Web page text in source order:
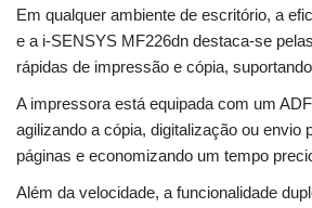
Em qualquer ambiente de escritório, a
e a i-SENSYS MF226dn destaca-se
rápidas de impressão e cópia,
A impressora está equipada com um
agilizando a cópia, digitalização ou envio
páginas e economizando um tempo
Além da velocidade, a funcionalidade